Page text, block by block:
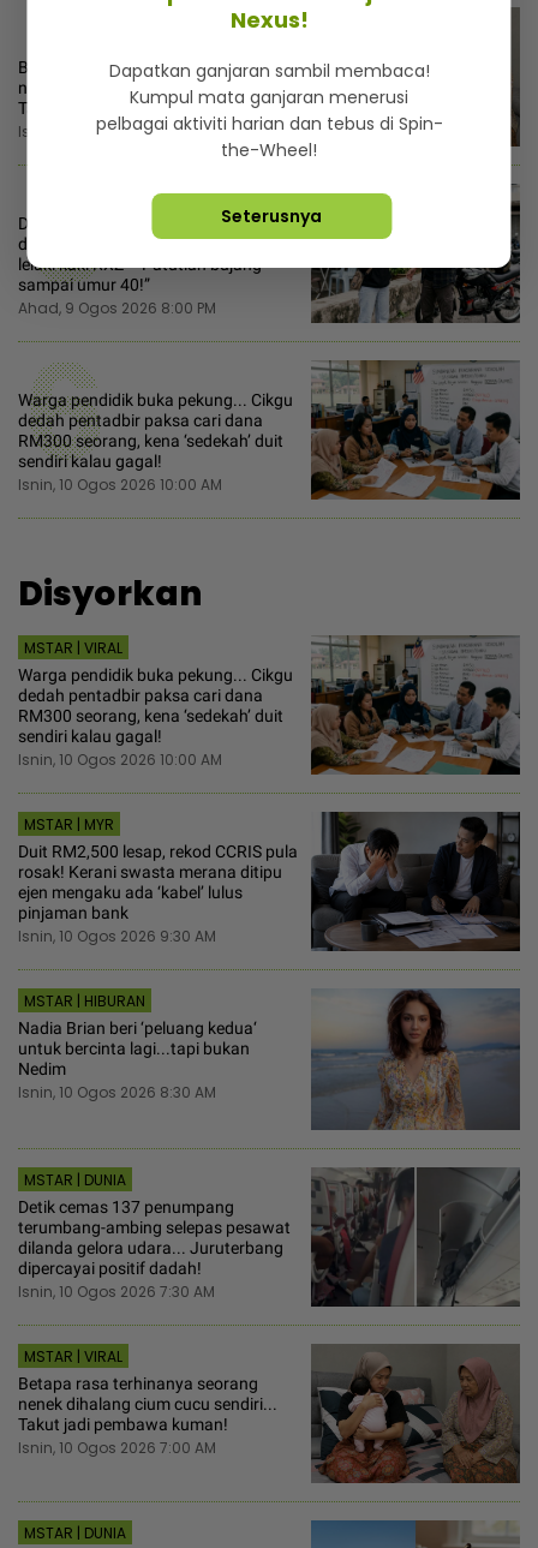
4
Betapa rasa terhinanya seorang
nenek dihalang cium cucu sendiri...
Takut jadi pembawa kuman!
Isnin, 10 Ogos 2026 7:00 AM
5
Dituduh lalai gara-gara minat K-pop
dan konsert, gadis ungkit hobi teman
lelaki kaki RXZ - “Patutlah bujang
sampai umur 40!”
Ahad, 9 Ogos 2026 8:00 PM
6
Warga pendidik buka pekung... Cikgu
dedah pentadbir paksa cari dana
RM300 seorang, kena ‘sedekah’ duit
sendiri kalau gagal!
Isnin, 10 Ogos 2026 10:00 AM
Disyorkan
MSTAR | VIRAL
Warga pendidik buka pekung... Cikgu
dedah pentadbir paksa cari dana
RM300 seorang, kena ‘sedekah’ duit
sendiri kalau gagal!
Isnin, 10 Ogos 2026 10:00 AM
MSTAR | MYR
Duit RM2,500 lesap, rekod CCRIS pula
rosak! Kerani swasta merana ditipu
ejen mengaku ada ‘kabel’ lulus
pinjaman bank
Isnin, 10 Ogos 2026 9:30 AM
MSTAR | HIBURAN
Nadia Brian beri ‘peluang kedua‘
untuk bercinta lagi...tapi bukan
Nedim
Isnin, 10 Ogos 2026 8:30 AM
MSTAR | DUNIA
Detik cemas 137 penumpang
terumbang-ambing selepas pesawat
dilanda gelora udara... Juruterbang
dipercayai positif dadah!
Isnin, 10 Ogos 2026 7:30 AM
MSTAR | VIRAL
Betapa rasa terhinanya seorang
nenek dihalang cium cucu sendiri...
Takut jadi pembawa kuman!
Isnin, 10 Ogos 2026 7:00 AM
MSTAR | DUNIA
Nexus!
Dapatkan ganjaran sambil membaca!
Kumpul mata ganjaran menerusi
pelbagai aktiviti harian dan tebus di Spin-
the-Wheel!
Seterusnya